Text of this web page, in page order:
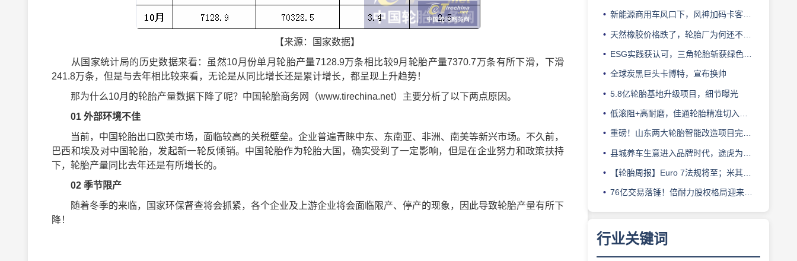
【来源：国家数据】
从国家统计局的历史数据来看：虽然10月份单月轮胎产量7128.9万条相比较9月轮胎产量7370.7万条有所下滑，下滑
241.8万条，但是与去年相比较来看，无论是从同比增长还是累计增长，都呈现上升趋势！
那为什么10月的轮胎产量数据下降了呢？中国轮胎商务网（www.tirechina.net）主要分析了以下两点原因。
01 外部环境不佳
当前，中国轮胎出口欧美市场，面临较高的关税壁垒。企业普遍青睐中东、东南亚、非洲、南美等新兴市场。不久前，
巴西和埃及对中国轮胎，发起新一轮反倾销。中国轮胎作为轮胎大国，确实受到了一定影响，但是在企业努力和政策扶持
下，轮胎产量同比去年还是有所增长的。
02 季节限产
随着冬季的来临，国家环保督查将会抓紧，各个企业及上游企业将会面临限产、停产的现象，因此导致轮胎产量有所下
降！
新能源商用车风口下，风神加码卡客车胎产能
天然橡胶价格跌了，轮胎厂为何还不敢“松口气”？
ESG实践获认可，三角轮胎斩获绿色发展典范企业奖
全球炭黑巨头卡博特，宣布换帅
5.8亿轮胎基地升级项目，细节曝光
低滚阻+高耐磨，佳通轮胎精准切入新能源轻卡赛道
重磅！山东两大轮胎智能改造项目完成备案
县城养车生意进入品牌时代，途虎为何此时加码“万镇万店”？
【轮胎周报】Euro 7法规将至；米其林上半年营收超千亿；倍耐力上半年盈利稳增；龙星炭黑斩获欧洲近万吨订单
76亿交易落锤！倍耐力股权格局迎来重塑
行业关键词